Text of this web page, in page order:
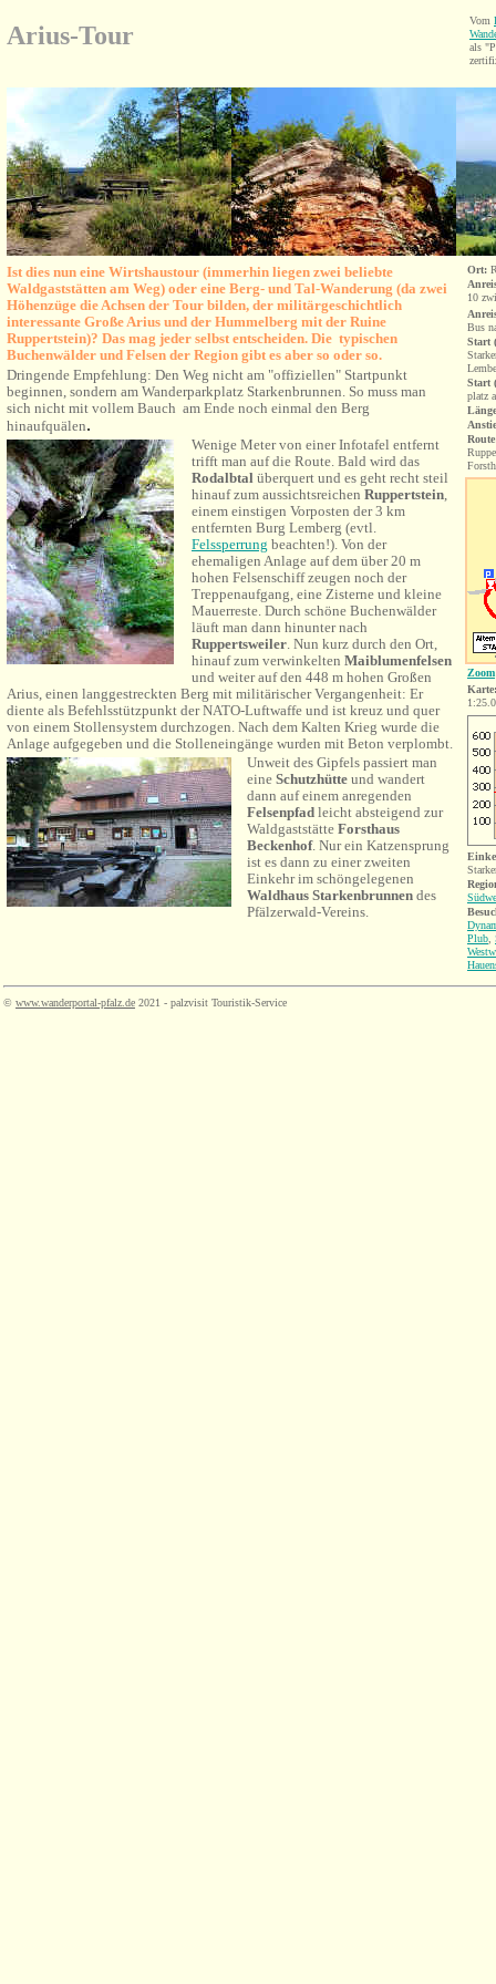
Arius-Tour
Vom
als
Ist dies nun eine Wirtshaustour (immerhin liegen zwei beliebte
Waldgaststätten am Weg) oder eine Berg- und Tal-Wanderung (da zwei
Höhenzüge die Achsen der Tour bilden, der militärgeschichtlich
interessante Große Arius und der Hummelberg mit der Ruine
Ruppertstein)? Das mag jeder selbst entscheiden. Die typischen
Buchenwälder und Felsen der Region gibt es aber so oder so.
Dringende Empfehlung: Den Weg nicht am "offiziellen" Startpunkt
beginnen, sondern am Wanderparkplatz Starkenbrunnen. So muss man
sich nicht mit vollem Bauch am Ende noch einmal den Berg
hinaufquälen.
Wenige Meter von einer Infotafel entfernt
trifft man auf die Route. Bald wird das
Rodalbtal überquert und es geht recht steil
hinauf zum aussichtsreichen Ruppertstein,
einem einstigen Vorposten der 3 km
entfernten Burg Lemberg (evtl.
Felssperrung beachten!). Von der
ehemaligen Anlage auf dem über 20 m
hohen Felsenschiff zeugen noch der
Treppenaufgang, eine Zisterne und kleine
Mauerreste. Durch schöne Buchenwälder
läuft man dann hinunter nach
Ruppertsweiler. Nun kurz durch den Ort,
hinauf zum verwinkelten Maiblumenfelsen
und weiter auf den 448 m hohen Großen
Arius, einen langgestreckten Berg mit militärischer Vergangenheit: Er
diente als Befehlsstützpunkt der NATO-Luftwaffe und ist kreuz und quer
von einem Stollensystem durchzogen. Nach dem Kalten Krieg wurde die
Anlage aufgegeben und die Stolleneingänge wurden mit Beton verplombt.
Unweit des Gipfels passiert man
eine Schutzhütte und wandert
dann auf einem anregenden
Felsenpfad leicht absteigend zur
Waldgaststätte Forsthaus
Beckenhof. Nur ein Katzensprung
ist es dann zu einer zweiten
Einkehr im schöngelegenen
Waldhaus Starkenbrunnen des
Pfälzerwald-Vereins.
Ort:
10
Bus
Start
Start
platz
Zoom
Karte:
Plub
© www.wanderportal-pfalz.de 2021 - palzvisit Touristik-Service